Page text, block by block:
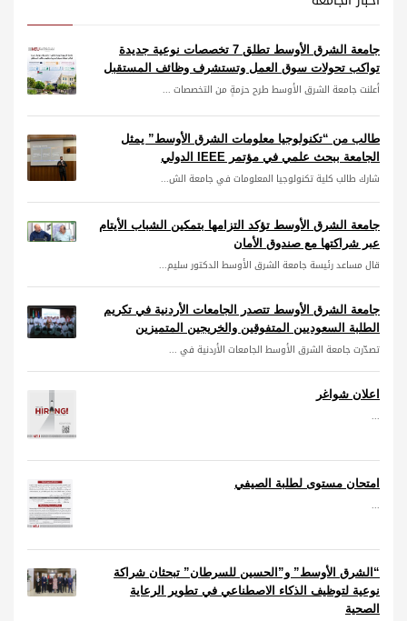
جامعة الشرق الأوسط تطلق 7 تخصصات نوعية جديدة
تواكب تحولات سوق العمل وتستشرف وظائف المستقبل
أعلنت جامعة الشرق الأوسط طرح حزمةٍ من التخصصات ...
طالب من “تكنولوجيا معلومات الشرق الأوسط” يمثل
الجامعة ببحث علمي في مؤتمر IEEE الدولي
شارك طالب كلية تكنولوجيا المعلومات في جامعة الش...
جامعة الشرق الأوسط تؤكد التزامها بتمكين الشباب الأيتام
عبر شراكتها مع صندوق الأمان
قال مساعد رئيسة جامعة الشرق الأوسط الدكتور سليم...
جامعة الشرق الأوسط تتصدر الجامعات الأردنية في تكريم
الطلبة السعوديين المتفوقين والخريجين المتميزين
تصدّرت جامعة الشرق الأوسط الجامعات الأردنية في ...
اعلان شواغر
...
امتحان مستوى لطلبة الصيفي
...
“الشرق الأوسط” و”الحسين للسرطان” تبحثان شراكة
نوعية لتوظيف الذكاء الاصطناعي في تطوير الرعاية
الصحية